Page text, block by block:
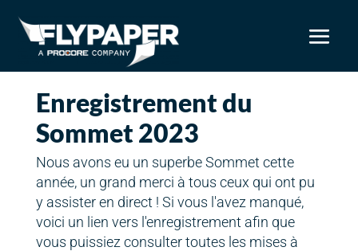
Enregistrement du
Sommet 2023
Nous avons eu un superbe Sommet cette
année, un grand merci à tous ceux qui ont pu
y assister en direct ! Si vous l'avez manqué,
voici un lien vers l'enregistrement afin que
vous puissiez consulter toutes les mises à